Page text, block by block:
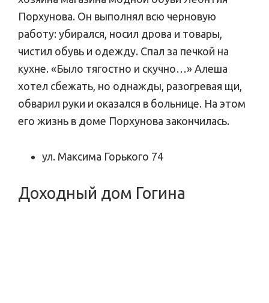
Порхунова. Он выполнял всю черновую
работу: убирался, носил дрова и товары,
чистил обувь и одежду. Спал за печкой на
кухне. «Было тягостно и скучно…» Алеша
хотел сбежать, но однажды, разогревая щи,
обварил руки и оказался в больнице. На этом
его жизнь в доме Порхунова закончилась.
ул. Максима Горького 74
Доходный дом Гогина